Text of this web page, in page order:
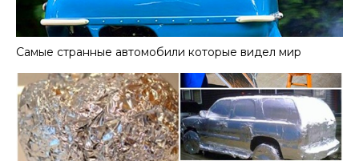
Самые странные автомобили которые видел мир